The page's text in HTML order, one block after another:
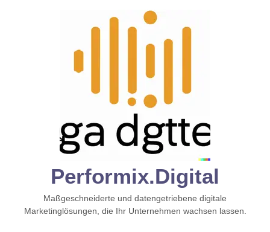
Performix.digital
Maßgeschneiderte und datengetriebene digitale
Marketinglösungen, die Ihr Unternehmen wachsen lassen.